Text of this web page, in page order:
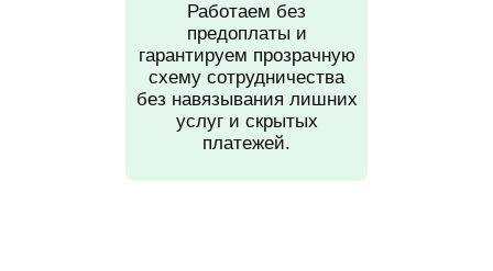
Работаем без
предоплаты и
гарантируем прозрачную
схему сотрудничества
без навязывания лишних
услуг и скрытых
платежей.